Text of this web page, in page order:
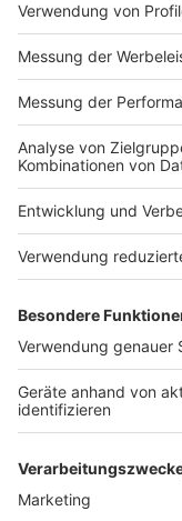
Bei euch läuft das
Küche im Radio.
exklusiv in seinen
er uns täglich mit
Nachkochen oder
uns mit in seine
Geheimnisse
Gourmets und
wissen, dass
Ersatzteil fürs
Extraklasse.
oder wie Nelson
schmeckt!"
Nelson Müller
Anzeige